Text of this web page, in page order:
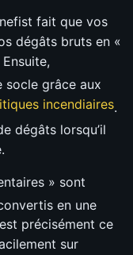
fait que vos
dégâts bruts en «
grâce aux
incendiaires.
dégâts lorsqu’il
» sont
en une
précisément ce
sur